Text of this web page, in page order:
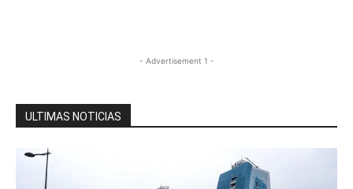
- Advertisement 1 -
ULTIMAS NOTICIAS